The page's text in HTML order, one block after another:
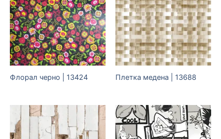
Флорал черно | 13424 Плетка медена | 13688